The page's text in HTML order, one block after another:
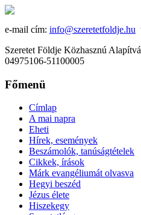
e-mail cím: info@szeretetfoldje.hu
Szeretet Földje Közhasznú
04975106-51100005
Főmenü
Címlap
A mai napra
Eheti
Hírek, események
Beszámolók, tanúságtételek
Cikkek, írások
Márk evangéliumát olvasva
Hegyi beszéd
Jézus élete
Hiszekegy